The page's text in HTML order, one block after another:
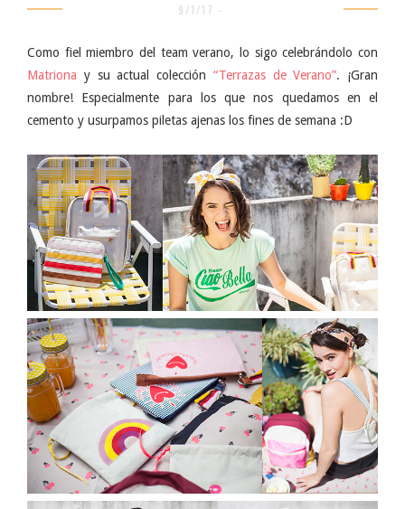
9/1/17 -
Como fiel miembro del team verano, lo sigo celebrándolo con
Matriona y su actual colección “Terrazas de Verano”. ¡Gran
nombre! Especialmente para los que nos quedamos en el
cemento y usurpamos piletas ajenas los fines de semana :D